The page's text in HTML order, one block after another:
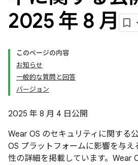
2025 年 8 月
このページの内容
お知らせ
一般的な質問と回答
バージョン
2025 年 8 月 4 日公開
Wear OS のセキュリティに関する
OS プラットフォームに影響を与え
性の詳細を掲載しています。Wear